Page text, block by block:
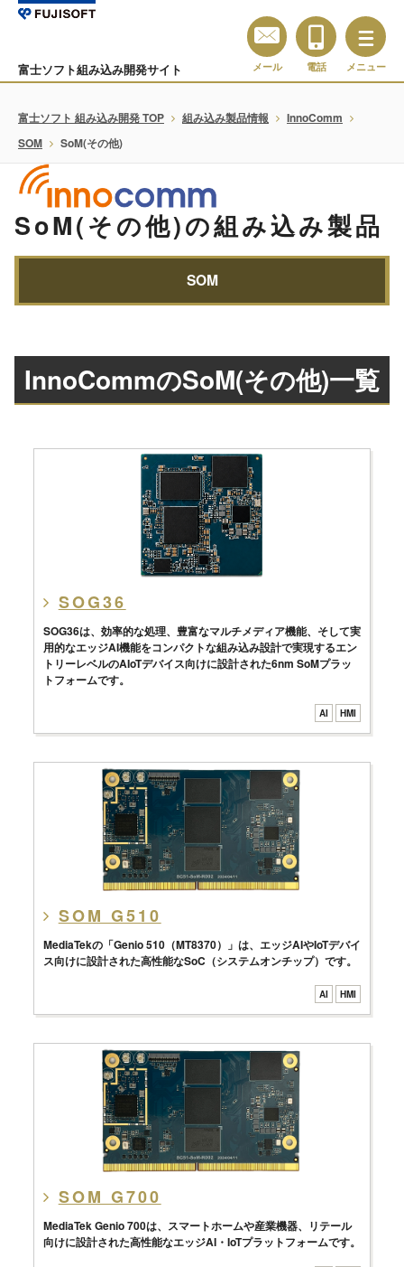
富士ソフト組み込み開発サイト メール 電話 メニュー
富士ソフト 組み込み開発 TOP 組み込み製品情報
InnoComm
SOM
SoM(その他)
SoM(その他)の組み込み製品
SOM
InnoCommのSoM(その他)一覧
SOG36
SOG36は、効率的な処理、豊富なマルチメディア機能、そして実
用的なエッジAI機能をコンパクトな組み込み設計で実現するエン
トリーレベルのAIoTデバイス向けに設計された6nm SoMプラッ
トフォームです。
AI HMI
SOM G510
MediaTekの「Genio 510（MT8370）」は、エッジAIやIoTデバイ
ス向けに設計された高性能なSoC（システムオンチップ）です。
AI HMI
SOM G700
MediaTek Genio 700は、スマートホームや産業機器、リテール
向けに設計された高性能なエッジAI・IoTプラットフォームです。